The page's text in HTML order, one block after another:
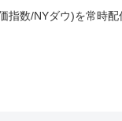
指数/NYダウ)を常時配